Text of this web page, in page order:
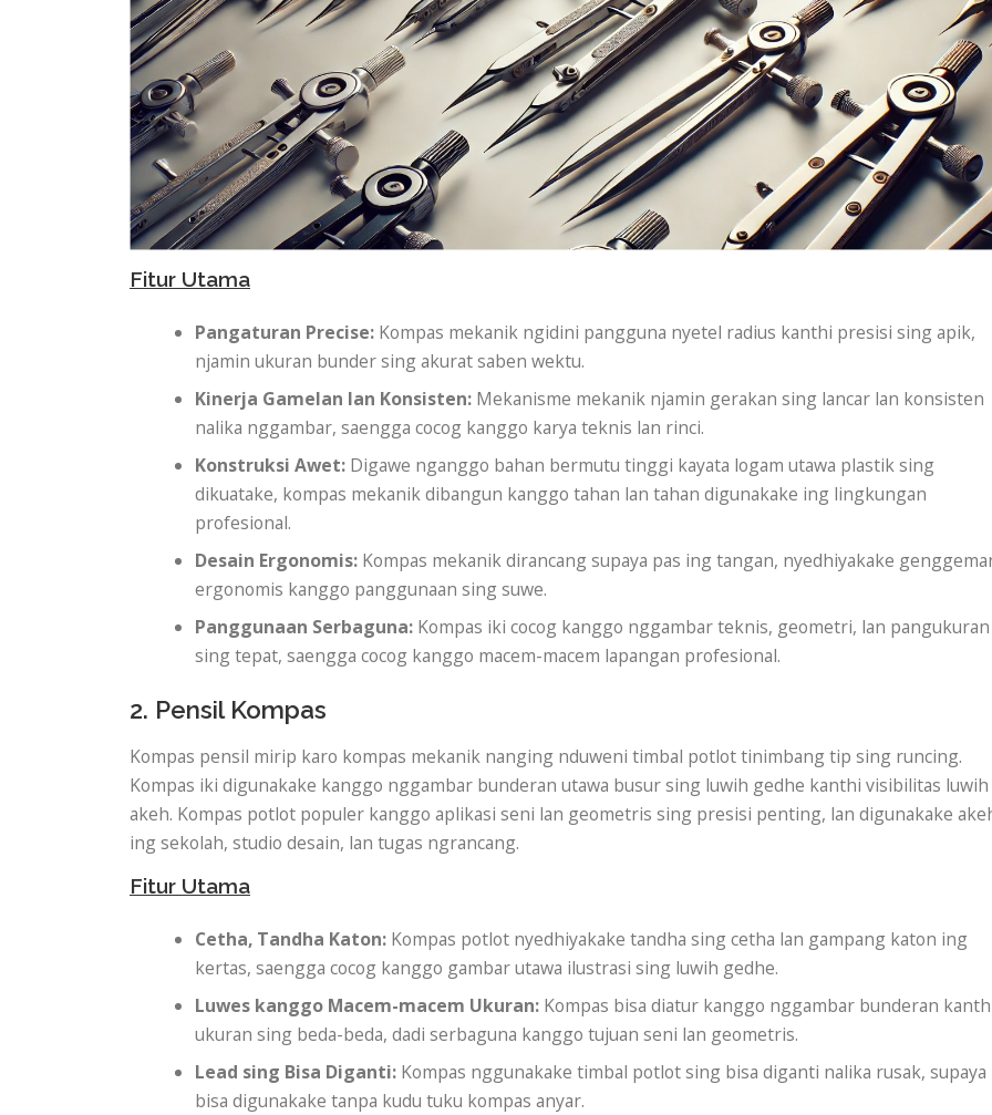
Fitur Utama
Pangaturan Precise: Kompas mekanik ngidini pangguna nyetel radius kanthi presisi sing apik,
njamin ukuran bunder sing akurat saben wektu.
Kinerja Gamelan lan Konsisten: Mekanisme mekanik njamin gerakan sing lancar lan konsisten
nalika nggambar, saengga cocog kanggo karya teknis lan rinci.
Konstruksi Awet: Digawe nganggo bahan bermutu tinggi kayata logam utawa plastik sing
dikuatake, kompas mekanik dibangun kanggo tahan lan tahan digunakake ing lingkungan
profesional.
Desain Ergonomis: Kompas mekanik dirancang supaya pas ing tangan, nyedhiyakake
ergonomis kanggo panggunaan sing suwe.
Panggunaan Serbaguna: Kompas iki cocog kanggo nggambar teknis, geometri, lan pangukuran
sing tepat, saengga cocog kanggo macem-macem lapangan profesional.
2. Pensil Kompas
Kompas pensil mirip karo kompas mekanik nanging nduweni timbal potlot tinimbang tip sing runcing.
Kompas iki digunakake kanggo nggambar bunderan utawa busur sing luwih gedhe kanthi visibilitas luwih
akeh. Kompas potlot populer kanggo aplikasi seni lan geometris sing presisi penting, lan digunakake
ing sekolah, studio desain, lan tugas ngrancang.
Fitur Utama
Cetha, Tandha Katon: Kompas potlot nyedhiyakake tandha sing cetha lan gampang katon ing
kertas, saengga cocog kanggo gambar utawa ilustrasi sing luwih gedhe.
Luwes kanggo Macem-macem Ukuran: Kompas bisa diatur kanggo nggambar bunderan
ukuran sing beda-beda, dadi serbaguna kanggo tujuan seni lan geometris.
Lead sing Bisa Diganti: Kompas nggunakake timbal potlot sing bisa diganti nalika rusak, supaya
bisa digunakake tanpa kudu tuku kompas anyar.